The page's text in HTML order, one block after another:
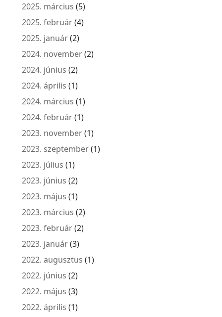
2025. március (5)
2025. február(4)
2025. január(2)
2024. november(2)
2024. június (2)
2024. április (1)
2024. március (1)
2024. február(1)
2023. november(1)
2023. szeptember(1)
2023. július (1)
2023. június (2)
2023. május (1)
2023. március (2)
2023. február(2)
2023. január(3)
2022. augusztus (1)
2022. június (2)
2022. május (3)
2022. április (1)